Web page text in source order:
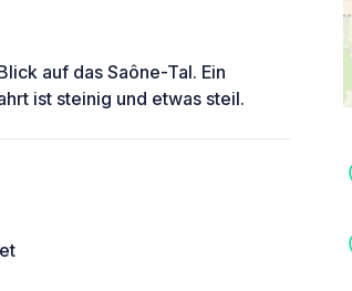
auf das Saône-Tal. Ein
ist steinig und etwas steil.